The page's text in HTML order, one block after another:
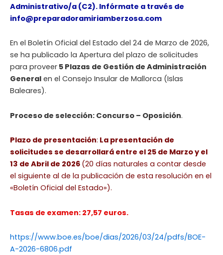
Administrativo/a (C2). Infórmate a través de
info@preparadoramiriamberzosa.com
En el Boletín Oficial del Estado del 24 de Marzo de 2026,
se ha publicado la Apertura del plazo de solicitudes
para proveer 5 Plazas de Gestión de Administración
General en el Consejo Insular de Mallorca (Islas
Baleares).
Proceso de selección: Concurso – Oposición.
Plazo de presentación: La presentación de
solicitudes se desarrollará entre el 25 de Marzo y el
13 de Abril de 2026 (20 días naturales a contar desde
el siguiente al de la publicación de esta resolución en el
«Boletín Oficial del Estado»).
Tasas de examen: 27,57 euros.
https://www.boe.es/boe/dias/2026/03/24/pdfs/BOE-
A-2026-6806.pdf